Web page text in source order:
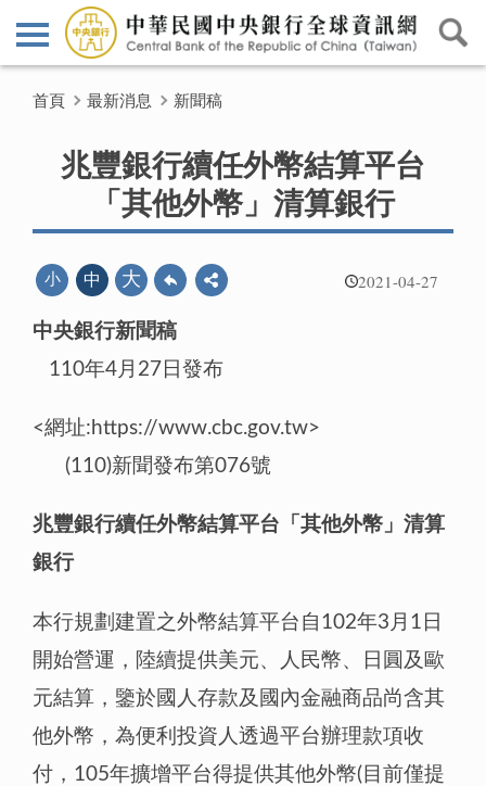
首頁 最新消息 新聞稿
兆豐銀行續任外幣結算平台
「其他外幣」清算銀行
2021-04-27
小 中 大
中央銀行新聞稿
110年4月27日發布
<網址:https://www.cbc.gov.tw>
(110)新聞發布第076號
兆豐銀行續任外幣結算平台「其他外幣」清算
銀行
本行規劃建置之外幣結算平台自102年3月1日
開始營運，陸續提供美元、人民幣、日圓及歐
元結算，鑒於國人存款及國內金融商品尚含其
他外幣，為便利投資人透過平台辦理款項收
付，105年擴增平台得提供其他外幣(目前僅提